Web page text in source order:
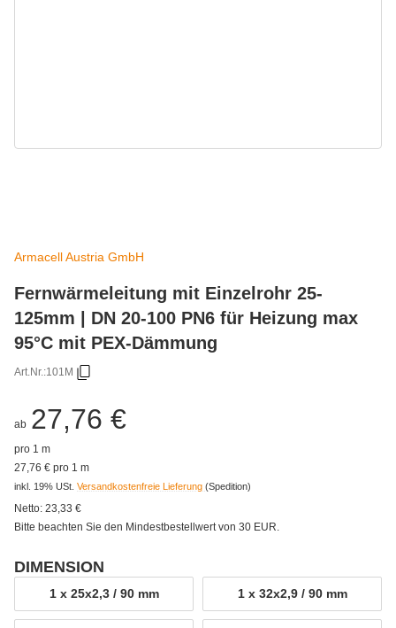
Armacell Austria GmbH
Fernwärmeleitung mit Einzelrohr 25-
125mm | DN 20-100 PN6 für Heizung max
95°C mit PEX-Dämmung
Art.Nr.:101M
ab 27,76 €
pro 1 m
27,76 € pro 1 m
inkl. 19% USt. Versandkostenfreie Lieferung (Spedition)
Netto: 23,33 €
Bitte beachten Sie den Mindestbestellwert von 30 EUR.
DIMENSION
1 x 25x2,3 / 90 mm
1 x 25x2,3 / 90 mm
1 x 32x2,9 / 90 mm
1 x 32x2,9 / 90